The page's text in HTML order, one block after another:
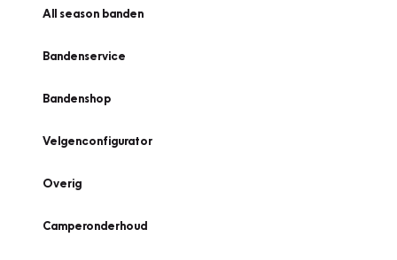
All season banden
Bandenservice
Bandenshop
Velgenconfigurator
Overig
Camperonderhoud